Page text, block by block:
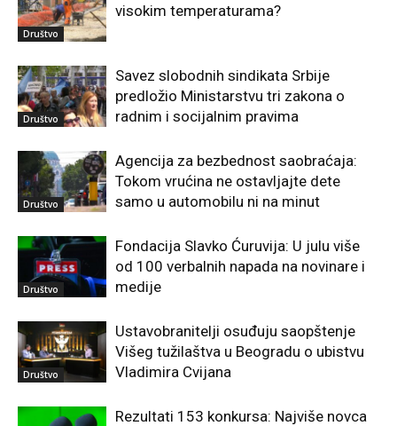
Društvo
visokim temperaturama?
Društvo
Savez slobodnih sindikata Srbije
predložio Ministarstvu tri zakona o
radnim i socijalnim pravima
Društvo
Agencija za bezbednost saobraćaja:
Tokom vrućina ne ostavljajte dete
samo u automobilu ni na minut
Društvo
Fondacija Slavko Ćuruvija: U julu više
od 100 verbalnih napada na novinare i
medije
Društvo
Ustavobranitelji osuđuju saopštenje
Višeg tužilaštva u Beogradu o ubistvu
Vladimira Cvijana
Rezultati 153 konkursa: Najviše novca